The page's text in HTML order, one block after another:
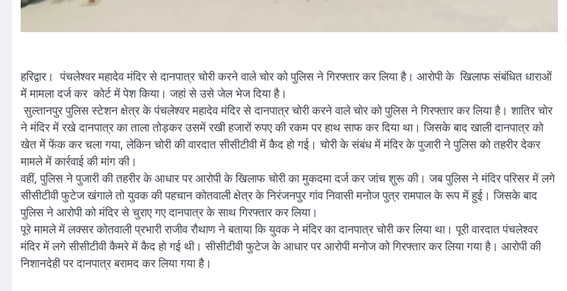
हरिद्वार। पंचलेश्वर महादेव मंदिर से दानपात्र चोरी करने वाले चोर को पुलिस ने गिरफ्तार कर लिया है। आरोपी के खिलाफ संबंधित धाराओं
में मामला दर्ज कर कोर्ट में पेश किया। जहां से उसे जेल भेज दिया है।
सुल्तानपुर पुलिस स्टेशन क्षेत्र के पंचलेश्वर महादेव मंदिर से दानपात्र चोरी करने वाले चोर को पुलिस ने गिरफ्तार कर लिया है। शातिर चोर
ने मंदिर में रखे दानपात्र का ताला तोड़कर उसमें रखी हजारों रुपए की रकम पर हाथ साफ कर दिया था। जिसके बाद खाली दानपात्र को
खेत में फेंक कर चला गया, लेकिन चोरी की वारदात सीसीटीवी में कैद हो गई। चोरी के संबंध में मंदिर के पुजारी ने पुलिस को तहरीर देकर
मामले में कार्रवाई की मांग की।
वहीं, पुलिस ने पुजारी की तहरीर के आधार पर आरोपी के खिलाफ चोरी का मुकदमा दर्ज कर जांच शुरू की। जब पुलिस ने मंदिर परिसर में लगे
सीसीटीवी फुटेज खंगाले तो युवक की पहचान कोतवाली क्षेत्र के निरंजनपुर गांव निवासी मनोज पुत्र रामपाल के रूप में हुई। जिसके बाद
पुलिस ने आरोपी को मंदिर से चुराए गए दानपात्र के साथ गिरफ्तार कर लिया।
पूरे मामले में लक्सर कोतवाली प्रभारी राजीव रौथाण ने बताया कि युवक ने मंदिर का दानपात्र चोरी कर लिया था। पूरी वारदात पंचलेश्वर
मंदिर में लगे सीसीटीवी कैमरे में कैद हो गई थी। सीसीटीवी फुटेज के आधार पर आरोपी मनोज को गिरफ्तार कर लिया गया है। आरोपी की
निशानदेही पर दानपात्र बरामद कर लिया गया है।